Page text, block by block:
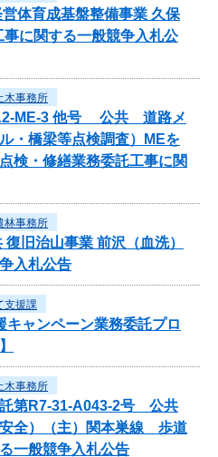
営体育成基盤整備事業 久保
に関する一般競争入札公
木事務所
ME-3 他号 公共 道路メ
・橋梁等点検調査）MEを
検・修繕業務委託工事に関
林事務所
復旧治山事業 前沢（血洗）
入札公告
支援課
ャンペーン業務委託プロ
木事務所
託第R7-31-A043-2号 公共
全）（主）関本巣線 歩道
一般競争入札公告